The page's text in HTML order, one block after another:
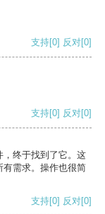
支持[0] 反对[0]
支持[0] 反对[0]
，终于找到了它。这
有需求。操作也很简
支持[0] 反对[0]